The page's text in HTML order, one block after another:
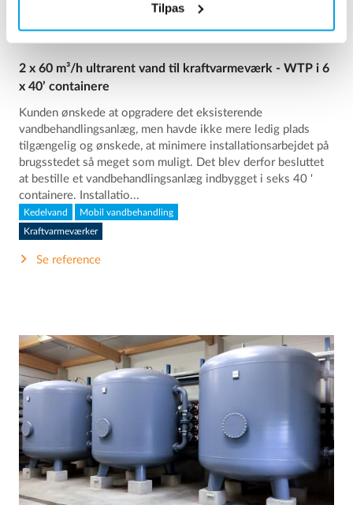
Tilpas
2 x 60 m³/h ultrarent vand til kraftvarmeværk - WTP i 6
x 40’ containere
Kunden ønskede at opgradere det eksisterende
vandbehandlingsanlæg, men havde ikke mere ledig plads
tilgængelig og ønskede, at minimere installationsarbejdet på
brugsstedet så meget som muligt. Det blev derfor besluttet
at bestille et vandbehandlingsanlæg indbygget i seks 40 '
containere. Installatio...
Kedelvand Mobil vandbehandling
Kraftvarmeværker
Se reference